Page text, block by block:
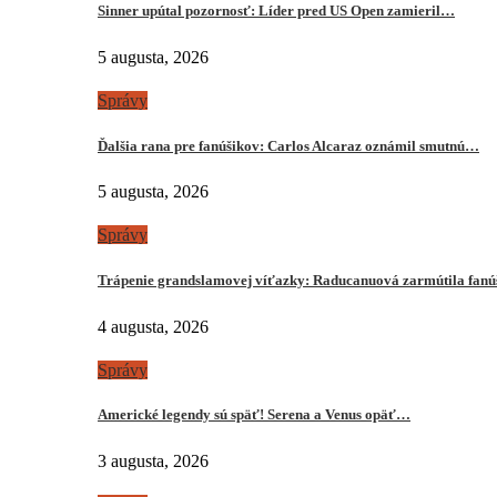
Sinner upútal pozornosť: Líder pred US Open zamieril…
5 augusta, 2026
Správy
Ďalšia rana pre fanúšikov: Carlos Alcaraz oznámil smutnú…
5 augusta, 2026
Správy
Trápenie grandslamovej víťazky: Raducanuová zarmútila
4 augusta, 2026
Správy
Americké legendy sú späť! Serena a Venus opäť…
3 augusta, 2026